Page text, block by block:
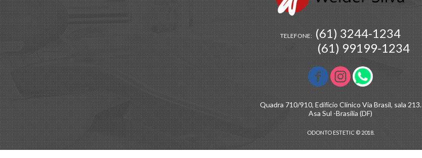
TELEFONE:(61) 3244-1234
(61) 99199-1234
Quadra 710/910, Edifício Clínico Via Brasil, sala 213.
Asa Sul -Brasília (DF)
ODONTO ESTETIC © 2018.